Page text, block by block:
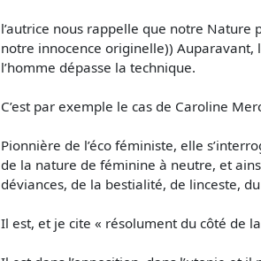
l’autrice nous rappelle que notre
notre innocence originelle)) Auparavant,
l’homme dépasse la technique.
C’est par exemple le cas de Caroline
Pionnière de l’éco féministe, elle
de la nature de féminine à neutre, et
déviances, de la bestialité, de linceste,
Il est, et je cite « résolument du côté de